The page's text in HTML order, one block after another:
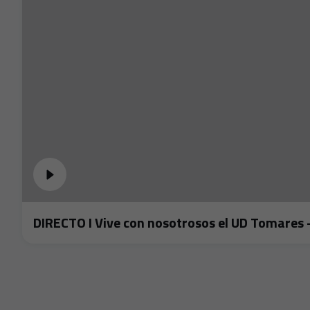
DIRECTO I Vive con nosotrosos el UD